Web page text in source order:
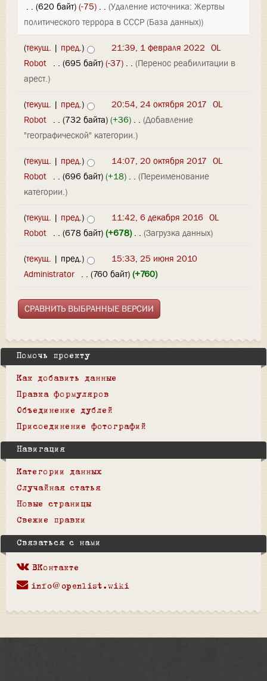
. . (620 байт) (-75) . . (Удаление источника: Жертвы
политического террора в СССР (База данных))
(текущ. | пред.) 21:39, 1 февраля 2022 OL
Robot . . (695 байт) (-37) . . (Перенос реабилитации в
арест.)
(текущ. | пред.) 20:54, 24 октября 2017 OL
Robot . . (732 байта) (+36) . . (Добавление
"географической" категории.)
(текущ. | пред.) 14:07, 20 октября 2017 OL
Robot . . (696 байт) (+18) . . (Переименование
категории.)
(текущ. | пред.) 11:42, 6 декабря 2016 OL
Robot . . (678 байт) (+678)‎ . . (Загрузка данных)
(текущ. | пред.)
15:33, 25 июня 2010
Administrator . . (760 байт) (+760)
Помочь проекту
Как добавить данные
Правка формуляров
Объединение дублей
Присоединение фотографий
Навигация
Категории данных
Случайная статья
Новые страницы
Свежие правки
Связаться с нами
ВКонтакте
info@openlist.wiki